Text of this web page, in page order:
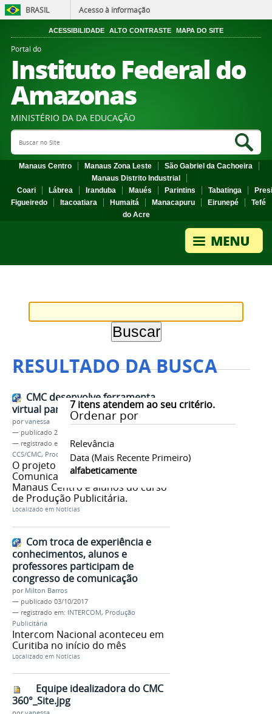
BRASIL Acesso à informação
ACESSIBILIDADE ALTO CONTRASTE MAPA DO SITE
Portal do
Instituto Federal do
Amazonas
MINISTÉRIO DA DA EDUCAÇÃO
Search Site
Manaus Centro Manaus Zona Leste
São Gabriel da Cachoeira
Manaus Distrito Industrial
Coari
Lábrea Iranduba Maués Parintins Tabatinga
Figueiredo
Itacoatiara Humaitá Manacapuru Eirunepé
Tefé
do Acre
RESULTADO DA BUSCA
7itens atendem ao seu critério.
Ordenar por
Relevância
Data (mais Recente Primeiro)
alfabeticamente
CMC desenvolve ferramenta
virtual para integração de alunos
porvanessa
— publicado 23/06/2016
— registrado em:
Campus Manaus Centro
CCS/CMC, Produção Publicitária CMC 360°
O projeto é desenvolvido pela
Comunicação Social do Campus
Manaus Centro e alunos do curso
de Produção Publicitária.
Localizado em Notícias
Com troca de experiência e
conhecimentos, alunos e
professores participam de
congresso de comunicação
por Milton Barros
— publicado 03/10/2017
— registrado em: INTERCOM, Produção
Publicitária
Intercom Nacional aconteceu em
Curitiba no início do mês
Localizado em Notícias
Equipe idealizadora do CMC
360°_Site.jpg